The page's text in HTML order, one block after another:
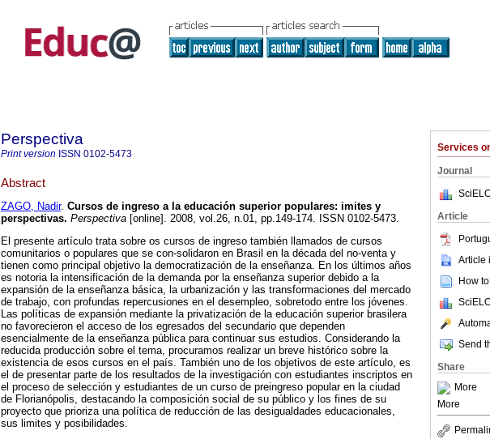
Services
Journal
Article
Article
How
Send
Share
More
More
Perspectiva
Print version ISSN 0102-5473
Abstract
ZAGO, Nadir. Cursos de ingreso a la educación superior populares: imites y
perspectivas. Perspectiva [online]. 2008, vol.26, n.01, pp.149-174. ISSN 0102-5473.
El presente artículo trata sobre os cursos de ingreso también llamados de cursos
comunitarios o populares que se con-solidaron en Brasil en la década del no-venta y
tienen como principal objetivo la democratización de la enseñanza. En los últimos años
es notoria la intensificación de la demanda por la enseñanza superior debido a la
expansión de la enseñanza básica, la urbanización y las transformaciones del mercado
de trabajo, con profundas repercusiones en el desempleo, sobretodo entre los jóvenes.
Las políticas de expansión mediante la privatización de la educación superior brasilera
no favorecieron el acceso de los egresados del secundario que dependen
esencialmente de la enseñanza pública para continuar sus estudios. Considerando la
reducida producción sobre el tema, procuramos realizar un breve histórico sobre la
existencia de esos cursos en el país. También uno de los objetivos de este artículo, es
el de presentar parte de los resultados de la investigación con estudiantes inscriptos en
el proceso de selección y estudiantes de un curso de preingreso popular en la ciudad
de Florianópolis, destacando la composición social de su público y los fines de su
proyecto que prioriza una política de reducción de las desigualdades educacionales,
sus limites y posibilidades.